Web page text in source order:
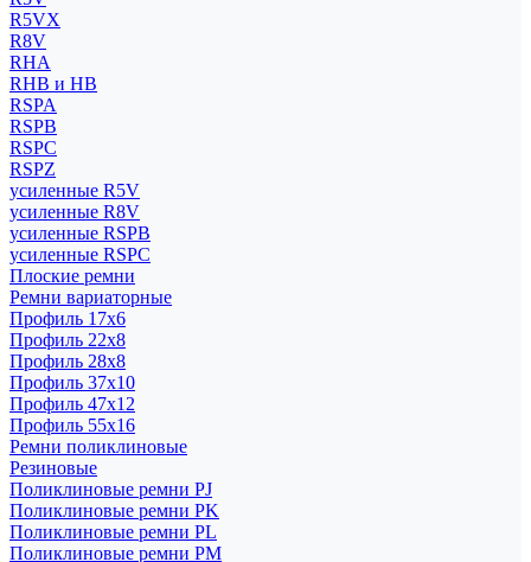
R5VX
R8V
RHA
RHB и HB
RSPA
RSPB
RSPC
RSPZ
усиленные R5V
усиленные R8V
усиленные RSPB
усиленные RSPC
Плоские ремни
Ремни вариаторные
Профиль 17x6
Профиль 22x8
Профиль 28x8
Профиль 37x10
Профиль 47x12
Профиль 55x16
Ремни поликлиновые
Резиновые
Поликлиновые ремни PJ
Поликлиновые ремни PK
Поликлиновые ремни PL
Поликлиновые ремни PM